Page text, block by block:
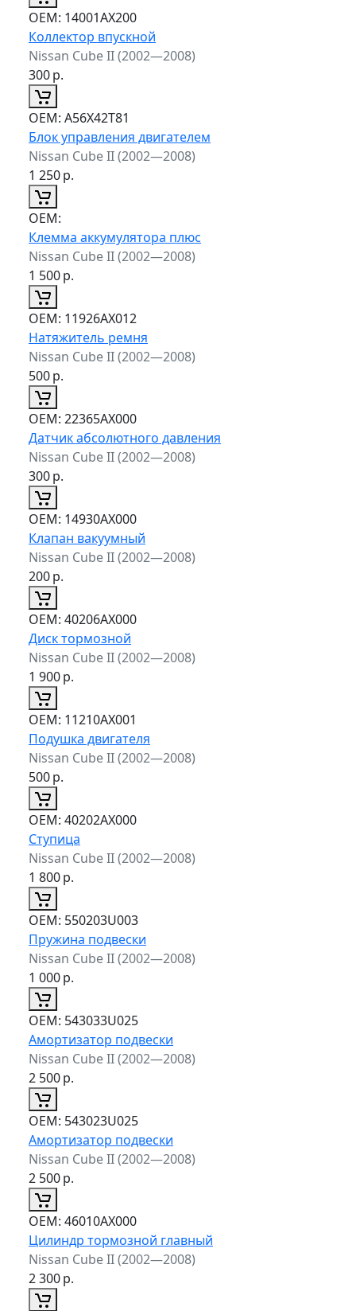
ОЕМ: 14001AX200
Коллектор впускной
Nissan Cube II (2002—2008)
300р.
ОЕМ: A56X42T81
Блок управления двигателем
Nissan Cube II (2002—2008)
1 250р.
ОЕМ:
Клемма аккумулятора плюс
Nissan Cube II (2002—2008)
1 500р.
ОЕМ: 11926AX012
Натяжитель ремня
Nissan Cube II (2002—2008)
500р.
ОЕМ: 22365AX000
Датчик абсолютного давления
Nissan Cube II (2002—2008)
300р.
ОЕМ: 14930AX000
Клапан вакуумный
Nissan Cube II (2002—2008)
200р.
ОЕМ: 40206AX000
Диск тормозной
Nissan Cube II (2002—2008)
1 900р.
ОЕМ: 11210AX001
Подушка двигателя
Nissan Cube II (2002—2008)
500р.
ОЕМ: 40202AX000
Ступица
Nissan Cube II (2002—2008)
1 800р.
ОЕМ: 550203U003
Пружина подвески
Nissan Cube II (2002—2008)
1 000р.
ОЕМ: 543033U025
Амортизатор подвески
Nissan Cube II (2002—2008)
2 500р.
ОЕМ: 543023U025
Амортизатор подвески
Nissan Cube II (2002—2008)
2 500р.
ОЕМ: 46010AX000
Цилиндр тормозной главный
Nissan Cube II (2002—2008)
2 300р.